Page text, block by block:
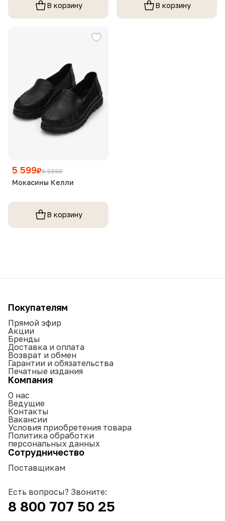
В корзину В корзину
5 599₽6 599₽
Мокасины Келли
В корзину
Покупателям
Прямой эфир
Акции
Бренды
Доставка и оплата
Возврат и обмен
Гарантии и обязательства
Печатные издания
Компания
О нас
Ведущие
Контакты
Вакансии
Условия приобретения товара
Политика обработки
персональных данных
Сотрудничество
Поставщикам
Есть вопросы? Звоните:
8 800 707 50 25